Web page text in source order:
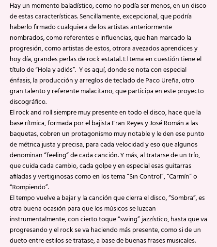
Hay un momento baladístico, como no podía ser menos, en un disco
de estas características. Sencillamente, excepcional, que podría
haberlo firmado cualquiera de los artistas anteriormente
nombrados, como referentes e influencias, que han marcado la
progresión, como artistas de estos, otrora avezados aprendices y
hoy día, grandes perlas de rock estatal. El tema en cuestión tiene el
título de “Hola y adiós”. Y es aquí, donde se nota con especial
énfasis, la producción y arreglos de teclado de Paco Ureña, otro
gran talento y referente malacitano, que participa en este proyecto
discográfico.
El rock and roll siempre muy presente en todo el disco, hace que la
base rítmica, formada por el bajista Fran Reyes y José Román a las
baquetas, cobren un protagonismo muy notable y le den ese punto
de métrica justa y precisa, para cada velocidad y eso que algunos
denominan “feeling” de cada canción. Y más, al tratarse de un trío,
que cuida cada cambio, cada golpe y en especial esas guitarras
afiladas y vertiginosas como en los tema “Sin Control”, “Carmín” o
“Rompiendo”.
El tempo vuelve a bajar y la canción que cierra el disco, “Sombra”, es
otra buena ocasión para que los músicos se luzcan
instrumentalmente, con cierto toque “swing” jazzístico, hasta que va
progresando y el rock se va haciendo más presente, como si de un
dueto entre estilos se tratase, a base de buenas frases musicales.